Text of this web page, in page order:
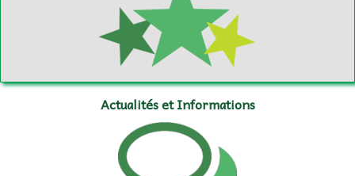
Actualités et Informations